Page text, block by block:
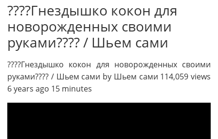
????Гнездышко кокон для
новорожденных своими
руками???? / Шьем сами
????Гнездышко кокон для новорожденных своими
руками???? / Шьем сами by Шьем сами 114,059 views
6 years ago 15 minutes